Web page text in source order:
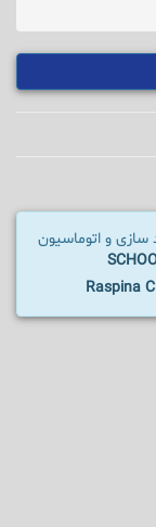
سازی و اتوماسیون